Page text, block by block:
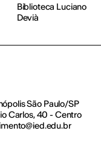
São Paulo/SP
Carlos, 40 - Centro
Biblioteca Luciano
Devià